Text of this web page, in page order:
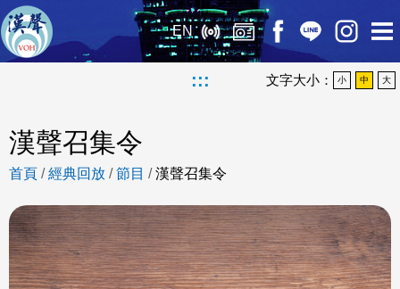
EN
::: 文字大小： 小 中 大
漢聲召集令
首頁 /經典回放 /節目 /漢聲召集令